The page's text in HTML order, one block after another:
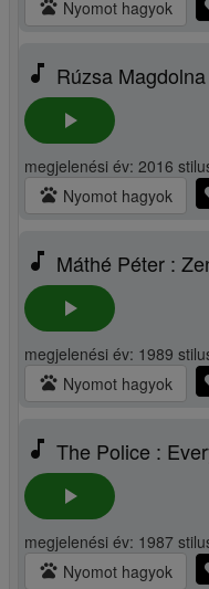
pets Nyomot hagyok
music_note Rúzsa
play_arrow
megjelenési év: 2016
pets Nyomot hagyok
music_note Máthé Péter :
play_arrow
megjelenési év: 1989
pets Nyomot hagyok
music_note The Police :
play_arrow
megjelenési év: 1987
pets Nyomot hagyok